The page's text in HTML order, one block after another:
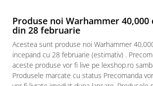
Starter Sets
Books and Codex
Accesorii
Figurine
Produse noi Warhammer
din 28 februarie
Acestea sunt produse noi Warhammer
incepand cu 28 februarie (estimativ) .
aceste produse vor fi live pe lexshop.ro
Produsele marcate cu status Precomanda